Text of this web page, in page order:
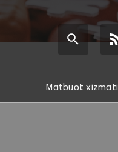
Matbuot xizmati